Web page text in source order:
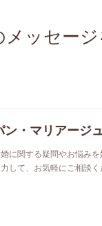
ッセー
ン・マリアージ
に関する疑問やお悩み
して、お気軽にご相談